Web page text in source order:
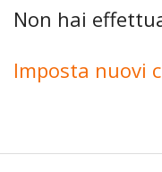
Non hai
Imposta nuovi